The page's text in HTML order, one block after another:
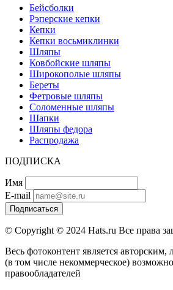
Бейсболки
Рэперские кепки
Кепки
Кепки восьмиклинки
Шляпы
Ковбойские шляпы
Широкополые шляпы
Береты
Фетровые шляпы
Соломенные шляпы
Шапки
Шляпы федора
Распродажа
ПОДПИСКА
Имя
E-mail
Подписаться
© Copyright © 2024 Hats.ru Все права
Весь фотоконтент является авторским,
(в том числе некоммерческое)
правообладателей